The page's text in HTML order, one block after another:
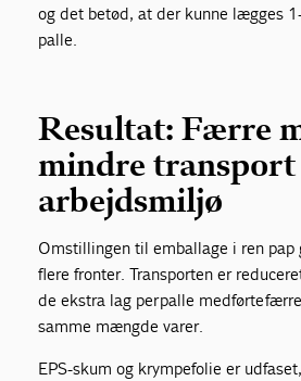
og det betød, at der kunne lægges
palle.
Resultat: Færre
mindre transport
arbejdsmiljø
Omstillingen til emballage i ren pap
flere fronter. Transporten er
de ekstra lag per palle medførte
samme mængde varer.
EPS-skum og krympefolie er